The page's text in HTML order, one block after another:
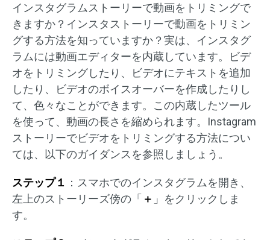
インスタグラムストーリーで動画をトリミングで
きますか？インスタストーリーで動画をトリミン
グする方法を知っていますか？実は、インスタグ
ラムには動画エディターを内蔵しています。ビデ
オをトリミングしたり、ビデオにテキストを追加
したり、ビデオのボイスオーバーを作成したりし
て、色々なことができます。この内蔵したツール
を使って、動画の長さを縮められます。Instagram
ストーリーでビデオをトリミングする方法につい
ては、以下のガイダンスを参照しましょう。
ステップ１ ：スマホでのインスタグラムを開き、
左上のストーリーズ傍の「 ＋ 」をクリックしま
す。